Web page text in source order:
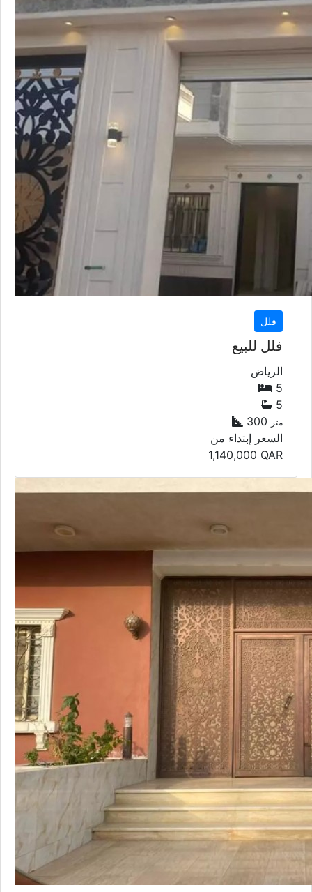
فلل
فلل للبيع
الرياض
5
5
300 متر
السعر إبتداء من
1,140,000 QAR